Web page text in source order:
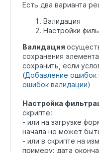
Есть два варианта
Валидация
Настройки
Валидация
сохранения
сохранить, если
(Добавление ошибок
ошибок валидации)
Настройка
скрипте:
- или на загрузке
начала не может
- или в скрипте на
примеру: дата